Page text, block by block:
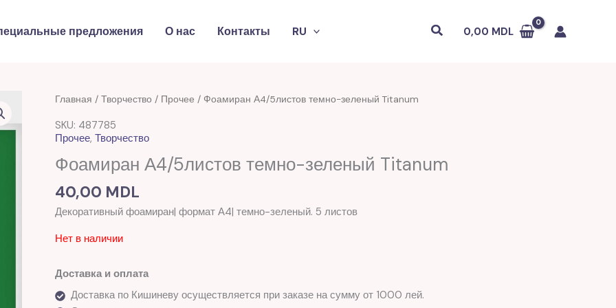
предложения О нас Контакты RU Поиск0,00 MDL
Главная / Творчество / Прочее / Фоамиран А4/5листов темно-зеленый Titanum
SKU: 487785
Прочее, Творчество
Фоамиран А4/5листов темно-зеленый Titanum
40,00 MDL
Декоративный фоамиран| формат А4| темно-зеленый. 5 листов
Нет в наличии
Доставка и оплата
Доставка по Кишиневу осуществляется при заказе на сумму от 1000 лей.